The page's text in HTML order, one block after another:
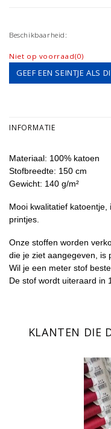
Beschikbaarheid:
Niet op voorraad(0)
GEEF EEN SEINTJE ALS
INFORMATIE
Materiaal: 100% katoen
Stofbreedte: 150 cm
Gewicht: 140 g/m²
Mooi kwalitatief
printjes.
Onze stoffen worden
die je ziet aangegeven, is
Wil je een meter stof
De stof wordt uiteraard in
KLANTEN DIE